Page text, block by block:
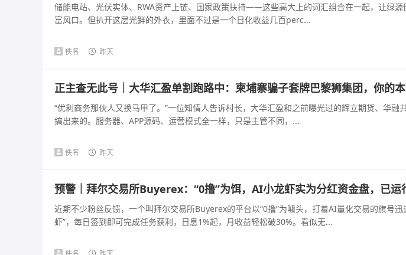
储能电站、光伏实体、RWA资产上链、国家政策扶持——这些高大上的词汇组合在一起，让绿
富风口。但扒开这层光鲜的外衣，里面不过是一个日化收益几百perc...
佚名 昨天
正主查无此号｜大华汇盈单割跑路中：柬埔寨骗子套牌巴黎狮集团，你的
“优利商务那伙人又换马甲了。”一位知情人告诉村长，大华汇盈和之前曝光过的辉立期货、华融
搞出来的。服务器、APP源码、运营模式全一样，只是主管不同，...
佚名 昨天
预警｜拜尔交易所Buyerex：“0撸”为饵，AI小龙虾实为分红资金盘，已运
近期不少粉丝反馈，一个叫拜尔交易所Buyerex的平台以“0撸”为噱头，打着AI量化交易的旗号
虾”，每日签到即可完成任务获利，日息1%起，月收益轻松破30%。看似无...